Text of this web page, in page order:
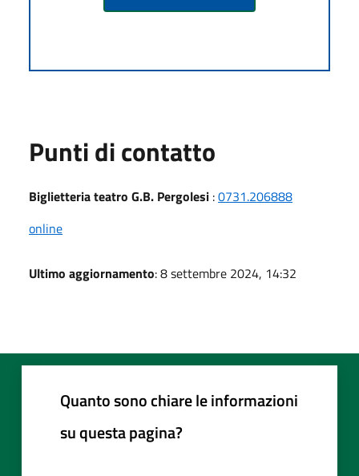
Punti di contatto
Biglietteria teatro G.B. Pergolesi :0731.206888
online
Ultimo aggiornamento: 8 settembre 2024, 14:32
Quanto sono chiare le informazioni
su questa pagina?